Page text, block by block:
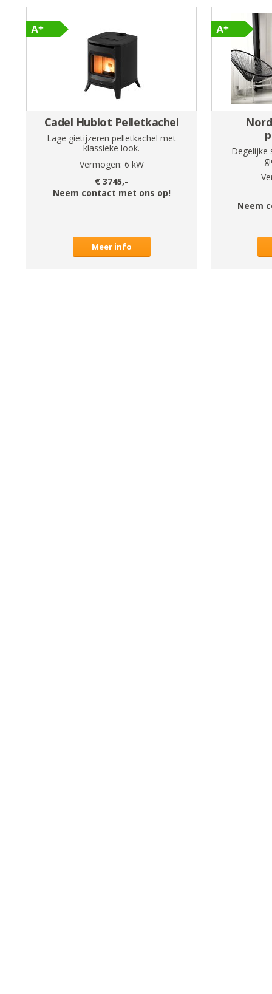
Cadel Hublot Pelletkachel
Lage gietijzeren pelletkachel met
klassieke look.
Vermogen: 6 kW
€3745,-
Neem contact met ons op!
Meer info
Degelijke
Neem